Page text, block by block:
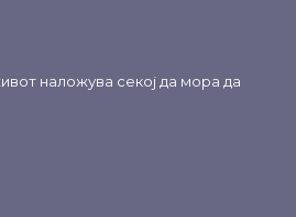
наложува секој да мора да